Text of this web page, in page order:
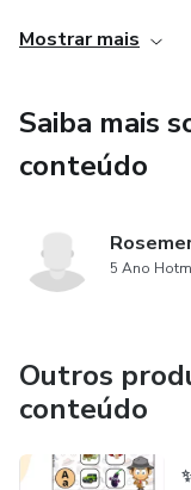
🏆 Troféu - Para o
Mostrar mais
Saiba mais
conteúdo
5 Ano
Outros
conteúdo